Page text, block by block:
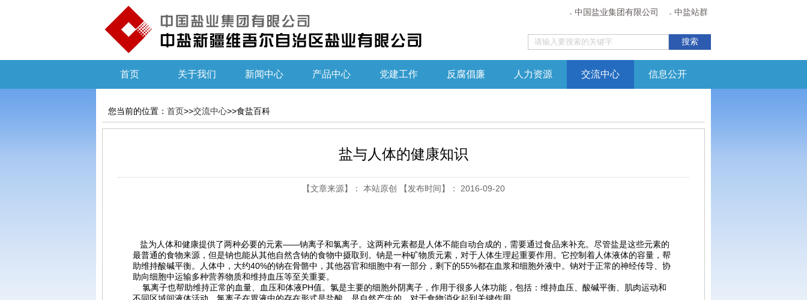
中国盐业集团有限公司 中盐站群
首页 关于我们 新闻中心 产品中心 党建工作 反腐倡廉 人力资源 交流中心 信息公开
您当前的位置： 首页>>交流中心>>食盐百科
盐与人体的健康知识
【文章来源】： 本站原创 【发布时间】： 2016-09-20
盐为人体和健康提供了两种必要的元素——钠离子和氯离子。这两种元素都是人体不能自动合成的，需要通过食品来补充。尽管盐是这些元素的
最普通的食物来源，但是钠也能从其他自然含钠的食物中摄取到。钠是一种矿物质元素，对于人体生理起重要作用。它控制着人体液体的容量，帮
助维持酸碱平衡。人体中，大约40%的钠在骨骼中，其他器官和细胞中有一部分，剩下的55%都在血浆和细胞外液中。钠对于正常的神经传导、协
助向细胞中运输多种营养物质和维持血压等至关重要。
氯离子也帮助维持正常的血量、血压和体液PH值。氯是主要的细胞外阴离子，作用于很多人体功能，包括：维持血压、酸碱平衡、肌肉运动和